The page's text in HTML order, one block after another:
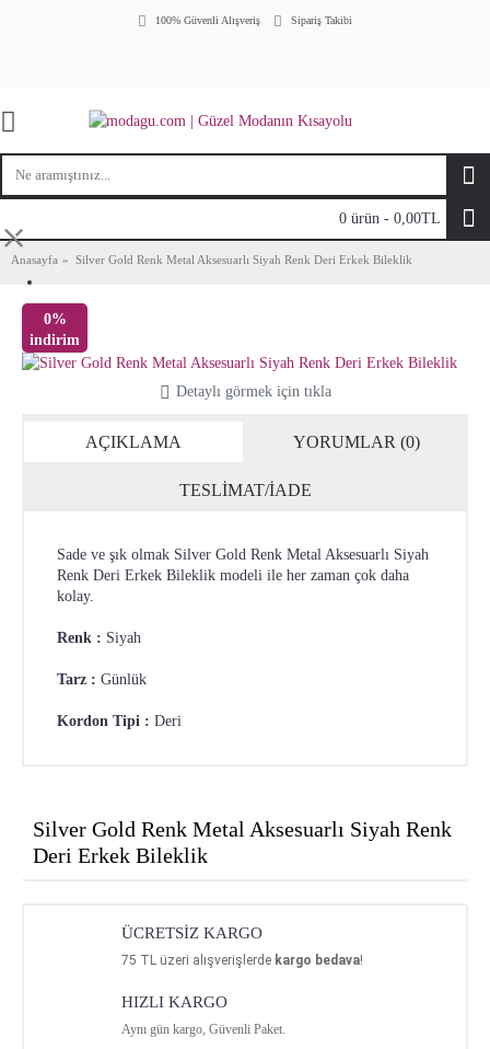
100% Güvenli Alışveriş Sipariş Takibi
⤬
0 ürün - 0,00TL
Anasayfa Silver Gold Renk Metal Aksesuarlı Siyah Renk Deri Erkek Bileklik
0%
indirim
Detaylı görmek için tıkla
AÇIKLAMA YORUMLAR (0)
TESLİMAT/İADE
Sade ve şık olmak Silver Gold Renk Metal Aksesuarlı Siyah
Renk Deri Erkek Bileklik modeli ile her zaman çok daha
kolay.
Renk : Siyah
Tarz : Günlük
Kordon Tipi : Deri
Silver Gold Renk Metal Aksesuarlı Siyah Renk
Deri Erkek Bileklik
ÜCRETSİZ KARGO
75 TL üzeri alışverişlerde kargo bedava!
HIZLI KARGO
Aynı gün kargo, Güvenli Paket.